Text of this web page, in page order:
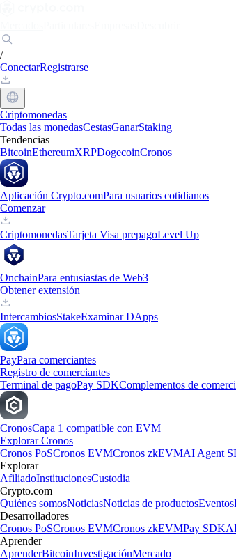
/
ConectarRegistrarse
Criptomonedas
Todas las monedasCestasGanarStaking
Tendencias
BitcoinEthereumXRPDogecoinCronos
Aplicación Crypto.comPara usuarios cotidianos
Comenzar
CriptomonedasTarjeta Visa prepagoLevel Up
OnchainPara entusiastas de Web3
Obtener extensión
IntercambiosStakeExaminar DApps
PayPara comerciantes
Registro de comerciantes
Terminal de pagoPay SDKComplementos de
CronosCapa 1 compatible con EVM
Explorar Cronos
Cronos PoSCronos EVMCronos zkEVMAI Agent
Explorar
AfiliadoInstitucionesCustodia
Crypto.com
Quiénes somosNoticiasNoticias de productosEventos
Desarrolladores
Cronos PoSCronos EVMCronos zkEVMPay SDK
Aprender
AprenderBitcoinInvestigaciónMercado